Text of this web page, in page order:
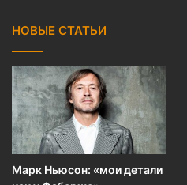
НОВЫЕ СТАТЬИ
Марк Ньюсон: «мои детали